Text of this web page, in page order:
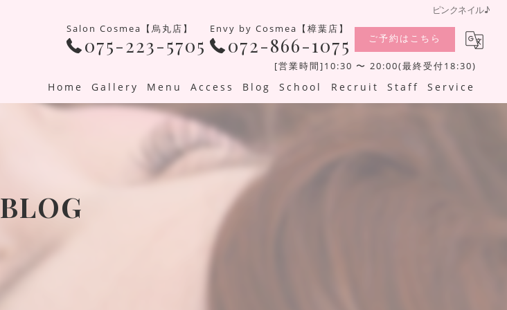
ピンクネイル♪
Salon Cosmea【烏丸店】
075-223-5705
Envy by Cosmea【樟葉店】
072-866-1075 ご予約はこちら
[営業時間]10:30 〜 20:00(最終受付18:30)
Home Gallery Menu Access Blog School Recruit Staff Service
BLOG